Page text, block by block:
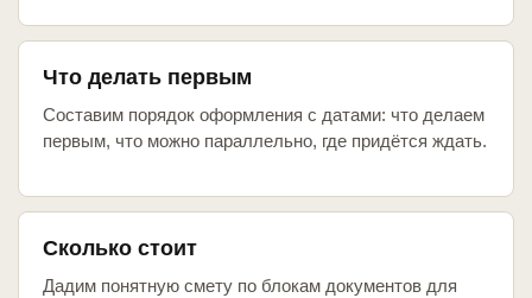
Что делать первым
Составим порядок оформления с датами: что делаем
первым, что можно параллельно, где придётся ждать.
Сколько стоит
Дадим понятную смету по блокам документов для